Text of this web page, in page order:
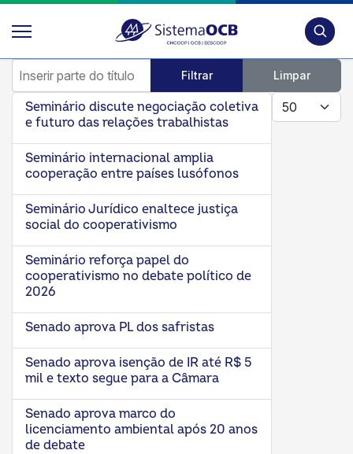
Inserir parte do título
Filtrar Limpar
Mostrar #
Seminário discute negociação coletiva
e futuro das relações trabalhistas
Seminário internacional amplia
cooperação entre países lusófonos
Seminário Jurídico enaltece justiça
social do cooperativismo
Seminário reforça papel do
cooperativismo no debate político de
2026
Senado aprova PL dos safristas
Senado aprova isenção de IR até R$ 5
mil e texto segue para a Câmara
Senado aprova marco do
licenciamento ambiental após 20 anos
de debate